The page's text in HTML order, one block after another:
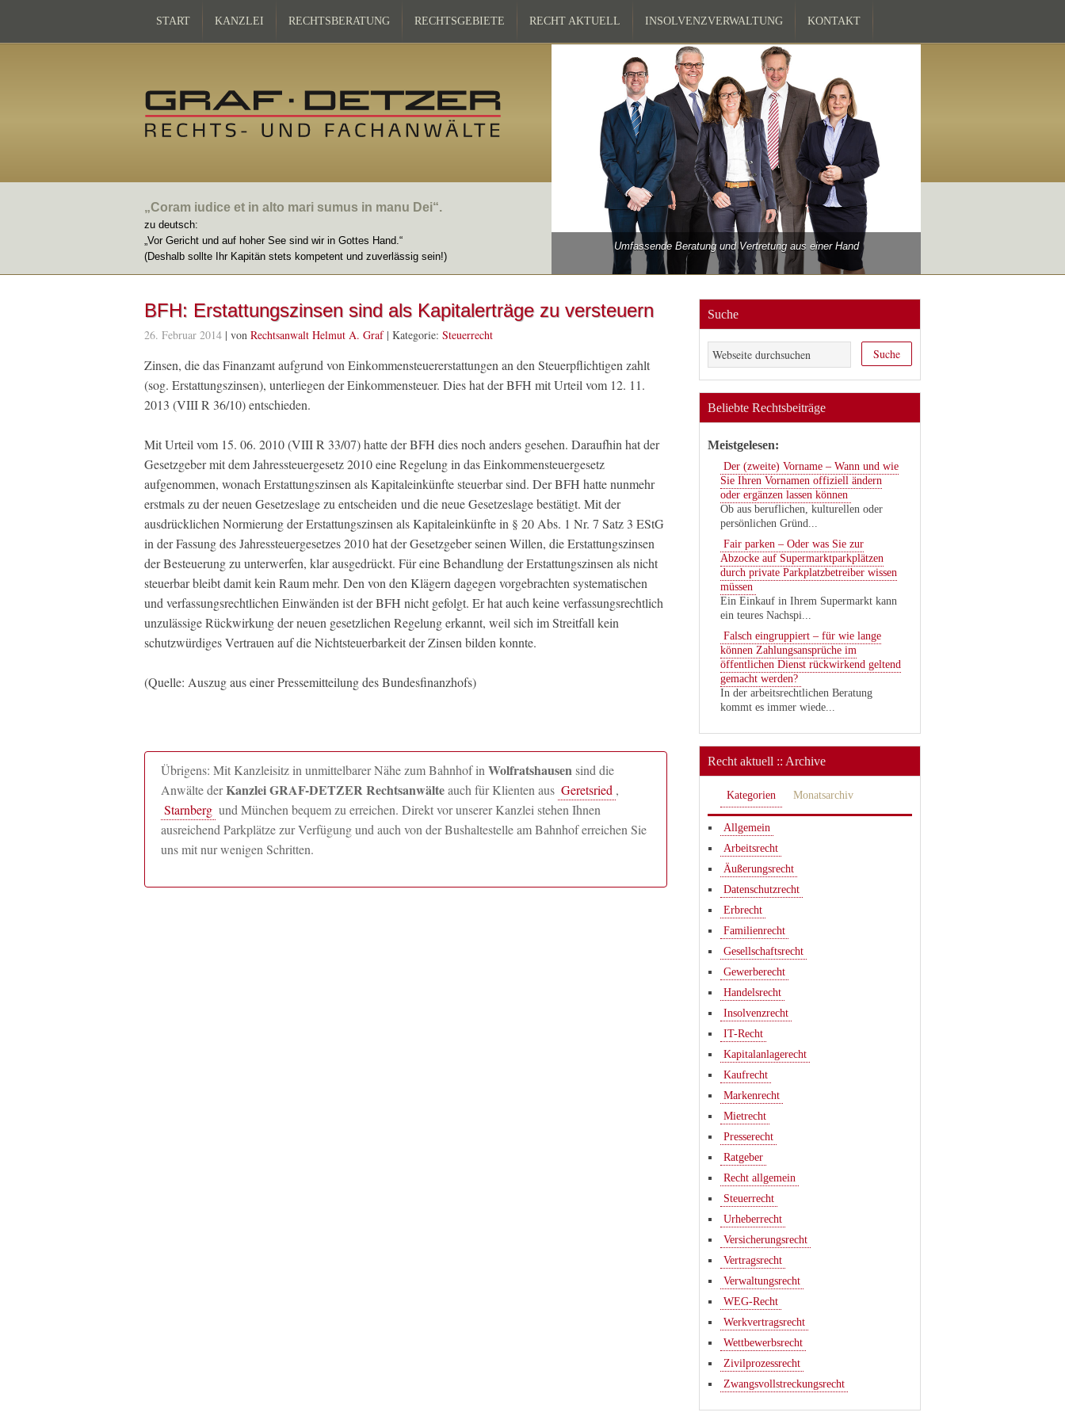
START KANZLEI RECHTSBERATUNG RECHTSGEBIETE RECHT AKTUELL INSOLVENZVERWALTUNG KONTAKT
„Coram iudice et in alto mari sumus in manu Dei“.
zu deutsch:
„Vor Gericht und auf hoher See sind wir in Gottes Hand.“
(Deshalb sollte Ihr Kapitän stets kompetent und zuverlässig sein!)
Umfassende Beratung und Vertretung aus einer Hand
BFH: Erstattungs­zinsen sind als Kapitalerträge zu versteuern
26. Februar 2014 | von Rechtsanwalt Helmut A. Graf| Kategorie: Steuerrecht
Zinsen, die das Finanzamt aufgrund von Einkommensteuererstattungen an den Steuerpflichtigen zahlt
(sog. Erstattungszinsen), unterliegen der Einkommensteuer. Dies hat der BFH mit Urteil vom 12. 11.
2013 (VIII R 36/10) entschieden.
Mit Urteil vom 15. 06. 2010 (VIII R 33/07) hatte der BFH dies noch anders gesehen. Daraufhin hat der
Gesetzgeber mit dem Jahressteuergesetz 2010 eine Regelung in das Einkommensteuergesetz
aufgenommen, wonach Erstattungszinsen als Kapitaleinkünfte steuerbar sind. Der BFH hatte nunmehr
erstmals zu der neuen Gesetzeslage zu entscheiden und die neue Gesetzeslage bestätigt. Mit der
ausdrücklichen Normierung der Erstattungszinsen als Kapitaleinkünfte in § 20 Abs. 1 Nr. 7 Satz 3 EStG
in der Fassung des Jahressteuergesetzes 2010 hat der Gesetzgeber seinen Willen, die Erstattungszinsen
der Besteuerung zu unterwerfen, klar ausgedrückt. Für eine Behandlung der Erstattungszinsen als nicht
steuerbar bleibt damit kein Raum mehr. Den von den Klägern dagegen vorgebrachten systematischen
und verfassungsrechtlichen Einwänden ist der BFH nicht gefolgt. Er hat auch keine verfassungsrechtlich
unzulässige Rückwirkung der neuen gesetzlichen Regelung erkannt, weil sich im Streitfall kein
schutzwürdiges Vertrauen auf die Nichtsteuerbarkeit der Zinsen bilden konnte.
(Quelle: Auszug aus einer Pressemitteilung des Bundesfinanzhofs)
Übrigens: Mit Kanzleisitz in unmittelbarer Nähe zum Bahnhof in Wolfratshausensind die
Anwälte derKanzlei GRAF-DETZER Rechtsanwälteauch für Klienten aus Geretsried ,
Starnberg und München bequem zu erreichen. Direkt vor unserer Kanzlei stehen Ihnen
ausreichend Parkplätze zur Verfügung und auch von der Bushaltestelle am Bahnhof erreichen Sie
uns mit nur wenigen Schritten.
Suche
Beliebte Rechtsbeiträge
Meistgelesen:
Der (zweite) Vorname – Wann und wie
Sie Ihren Vornamen offiziell ändern
oder ergänzen lassen können
Ob aus beruflichen, kulturellen oder
persönlichen Gründ...
Fair parken – Oder was Sie zur
Abzocke auf Supermarktparkplätzen
durch private Parkplatzbetreiber wissen
müssen
Ein Einkauf in Ihrem Supermarkt kann
ein teures Nachspi...
Falsch eingruppiert – für wie lange
können Zahlungsansprüche im
öffentlichen Dienst rückwirkend geltend
gemacht werden?
In der arbeitsrechtlichen Beratung
kommt es immer wiede...
Recht aktuell :: Archive
Kategorien Monatsarchiv
Allgemein
Arbeitsrecht
Äußerungsrecht
Datenschutzrecht
Erbrecht
Familienrecht
Gesellschaftsrecht
Gewerberecht
Handelsrecht
Insolvenzrecht
IT-Recht
Kapitalanlagerecht
Kaufrecht
Markenrecht
Mietrecht
Presserecht
Ratgeber
Recht allgemein
Steuerrecht
Urheberrecht
Versicherungsrecht
Vertragsrecht
Verwaltungsrecht
WEG-Recht
Werkvertragsrecht
Wettbewerbsrecht
Zivilprozessrecht
Zwangsvollstreckungsrecht